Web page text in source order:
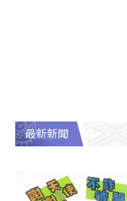
最新新聞